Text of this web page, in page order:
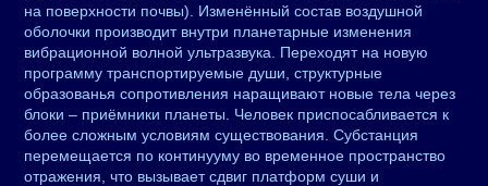
на поверхности почвы). Изменённый состав воздушной
оболочки производит внутри планетарные изменения
вибрационной волной ультразвука. Переходят на новую
программу транспортируемые души, структурные
образованья сопротивления наращивают новые тела через
блоки – приёмники планеты. Человек приспосабливается к
более сложным условиям существования. Субстанция
перемещается по континууму во временное пространство
отражения, что вызывает сдвиг платформ суши и